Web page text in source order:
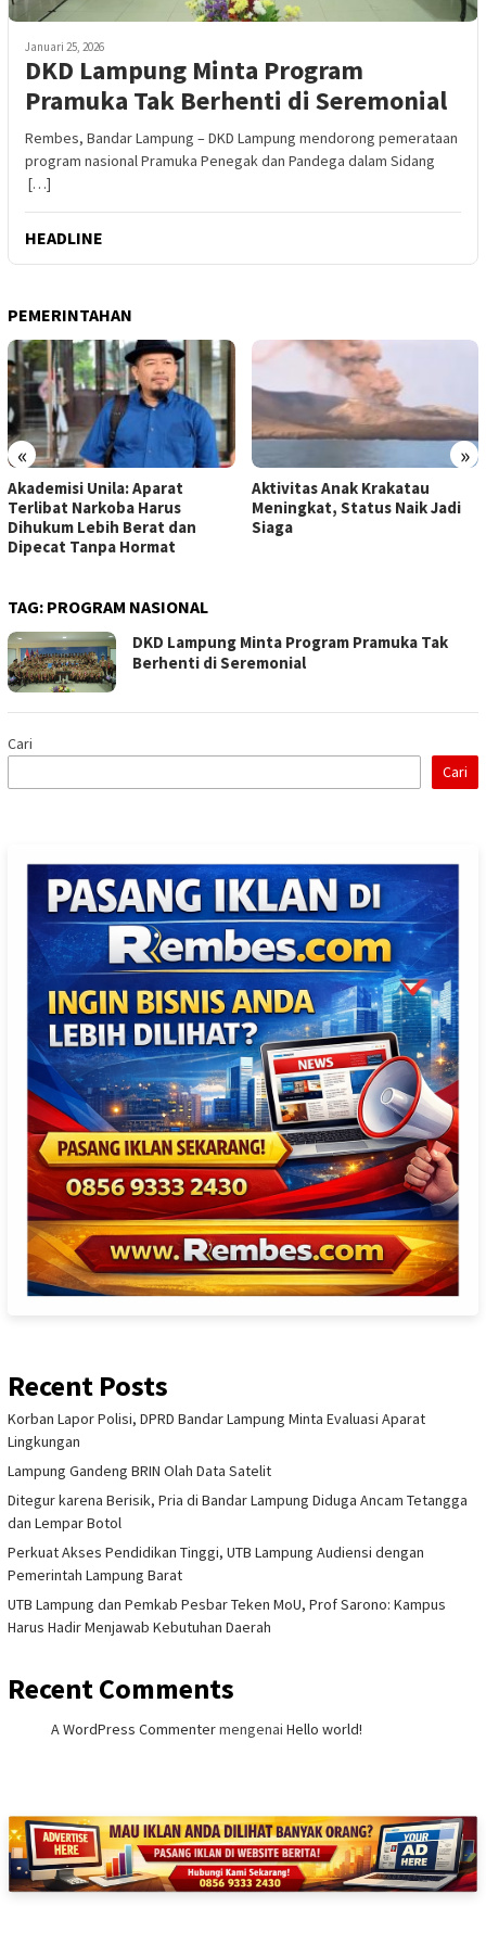
Januari 25, 2026
DKD Lampung Minta Program
Pramuka Tak Berhenti di Seremonial
Rembes, Bandar Lampung – DKD Lampung mendorong pemerataan
program nasional Pramuka Penegak dan Pandega dalam Sidang
[…]
HEADLINE
PEMERINTAHAN
« »
Akademisi Unila: Aparat
Terlibat Narkoba Harus
Dihukum Lebih Berat dan
Dipecat Tanpa Hormat
Aktivitas Anak Krakatau
Meningkat, Status Naik Jadi
Siaga
TAG: PROGRAM NASIONAL
DKD Lampung Minta Program Pramuka Tak
Berhenti di Seremonial
Cari
Cari
Recent Posts
Korban Lapor Polisi, DPRD Bandar Lampung Minta Evaluasi Aparat
Lingkungan
Lampung Gandeng BRIN Olah Data Satelit
Ditegur karena Berisik, Pria di Bandar Lampung Diduga Ancam Tetangga
dan Lempar Botol
Perkuat Akses Pendidikan Tinggi, UTB Lampung Audiensi dengan
Pemerintah Lampung Barat
UTB Lampung dan Pemkab Pesbar Teken MoU, Prof Sarono: Kampus
Harus Hadir Menjawab Kebutuhan Daerah
Recent Comments
A WordPress Commentermengenai Hello world!